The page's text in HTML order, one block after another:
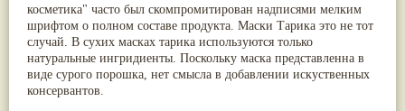
косметика" часто был скомпромитирован надписями мелким
шрифтом о полном составе продукта. Маски Тарика это не тот
случай. В сухих масках тарика используются только
натуральные ингридиенты. Поскольку маска представленна в
виде сурого порошка, нет смысла в добавлении искуственных
консервантов.
Паслён черный(13)
Ипомея(12)
Коричник цейлонский(12)
Мирра(12)
Розовая соль(12)
Сверция(12)